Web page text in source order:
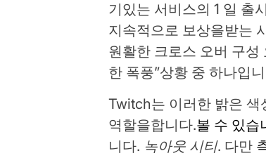
기있는 서비스의 1 일 출
지속적으로 보상을받는
원활한 크로스 오버 구성
한 폭풍”상황 중 하나입
Twitch는 이러한 밝은 색
역할을합니다.볼 수 있습
니다. 녹아웃 시티. 다만